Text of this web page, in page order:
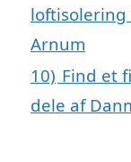
Arnum
10) Find et
dele af